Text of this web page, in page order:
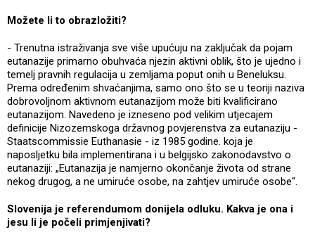
Možete li to obrazložiti?
- Trenutna istraživanja sve više upućuju na zaključak da pojam
eutanazije primarno obuhvaća njezin aktivni oblik, što je ujedno i
temelj pravnih regulacija u zemljama poput onih u Beneluksu.
Prema određenim shvaćanjima, samo ono što se u teoriji naziva
dobrovoljnom aktivnom eutanazijom može biti kvalificirano
eutanazijom. Navedeno je izneseno pod velikim utjecajem
definicije Nizozemskoga državnog povjerenstva za eutanaziju -
Staatscommissie Euthanasie - iz 1985 godine. koja je
naposljetku bila implementirana i u belgijsko zakonodavstvo o
eutanaziji: „Eutanazija je namjerno okončanje života od strane
nekog drugog, a ne umiruće osobe, na zahtjev umiruće osobe“.
Slovenija je referendumom donijela odluku. Kakva je ona i
jesu li je počeli primjenjivati?